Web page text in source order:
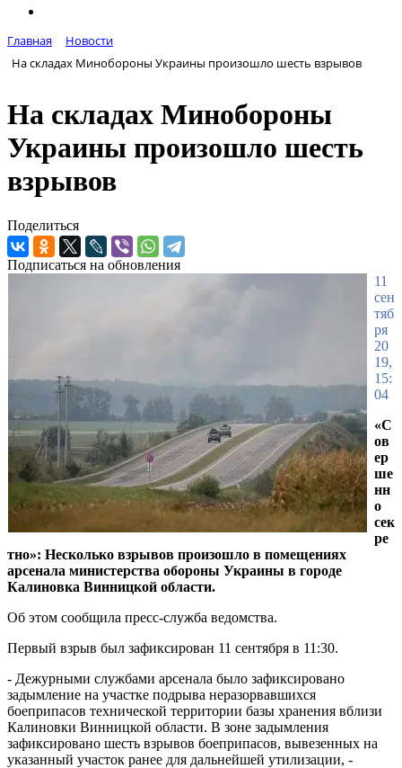
Главная
Новости
На складах Минобороны Украины произошло шесть взрывов
На складах Минобороны
Украины произошло шесть
взрывов
Поделиться
Подписаться на обновления
11
сен
тяб
ря
20
19,
15:
04
«С
ов
ер
ше
нн
о
сек
ре
тно»: Несколько взрывов произошло в помещениях
арсенала министерства обороны Украины в городе
Калиновка Винницкой области.
Об этом сообщила пресс-служба ведомства.
Первый взрыв был зафиксирован 11 сентября в 11:30.
- Дежурными службами арсенала было зафиксировано
задымление на участке подрыва неразорвавшихся
боеприпасов технической территории базы хранения вблизи
Калиновки Винницкой области. В зоне задымления
зафиксировано шесть взрывов боеприпасов, вывезенных на
указанный участок ранее для дальнейшей утилизации, -